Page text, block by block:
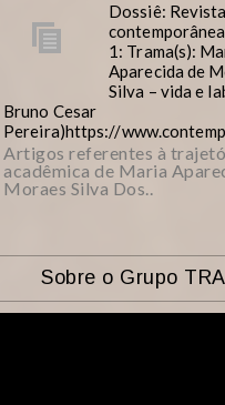
Dossiê: Revista
1: Trama(s):
Aparecida de
Silva – vida e
Bruno Cesar
Pereira)https://
Artigos referentes à
acadêmica de Maria
Moraes Silva Dos..
Sobre o Grupo